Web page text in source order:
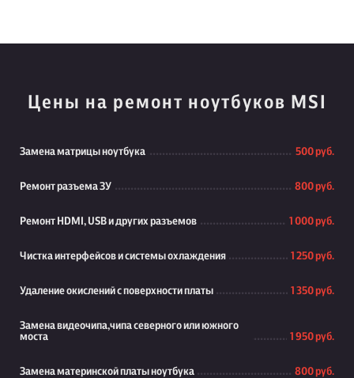
Цены на ремонт ноутбуков MSI
Замена матрицы ноутбука 500 руб.
Ремонт разъема ЗУ 800 руб.
Ремонт HDMI, USB и других разъемов 1 000 руб.
Чистка интерфейсов и системы охлаждения 1 250 руб.
Удаление окислений с поверхности платы 1 350 руб.
Замена видеочипа,чипа северного или южного
моста
1 950 руб.
Замена материнской платы ноутбука 800 руб.